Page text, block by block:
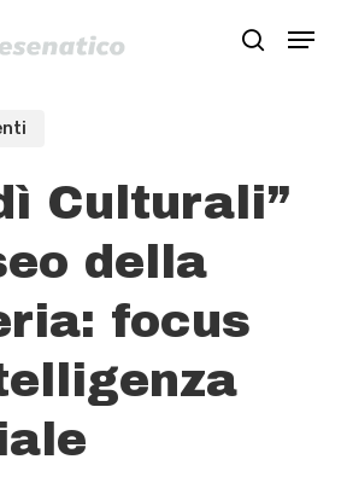
search
Menu
Culturali”
della
focus